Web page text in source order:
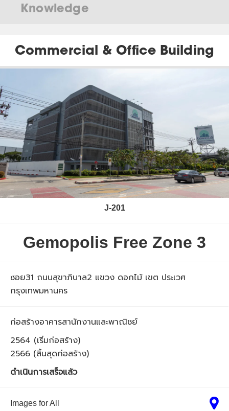
Knowledge
Commercial & Office Building
J-201
Gemopolis Free Zone 3
ซอย31 ถนนสุขาภิบาล2 แขวง ดอกไม้ เขต ประเวศ
กรุงเทพมหานคร
ก่อสร้างอาคารสานักงานและพาณิชย์
2564 (เริ่มก่อสร้าง)
2566 (สิ้นสุดก่อสร้าง)
ดำเนินการเสร็จแล้ว
Images for All